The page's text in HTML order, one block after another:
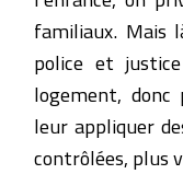
familiaux. Mais
police et
logement,
leur appliquer
contrôlées, plus